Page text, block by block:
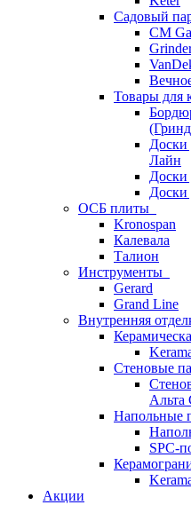
Садовый
CM
Товары для
Доски
Лайн
Доски
Доски
ОСБ плиты
Kronospan
Калевала
Талион
Инструменты
Gerard
Grand Line
Внутренняя
Стеновые
Альта
Напольные
SPC-
Акции